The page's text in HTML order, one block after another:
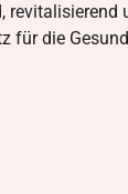
für die